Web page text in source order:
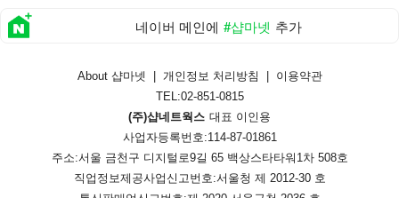
네이버 메인에 #샵마넷 추가
About 샵마넷 개인정보 처리방침
이용약관
TEL:02-851-0815
(주)샵네트웍스 대표 이인용
사업자등록번호:114-87-01861
주소:서울 금천구 디지털로9길 65 백상스타타워1차 508호
직업정보제공사업신고번호:서울청 제 2012-30 호